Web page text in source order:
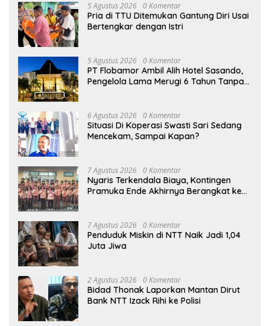
5 Agustus 2026 0 Komentar
Pria di TTU Ditemukan Gantung Diri Usai
Bertengkar dengan Istri
5 Agustus 2026 0 Komentar
PT Flobamor Ambil Alih Hotel Sasando,
Pengelola Lama Merugi 6 Tahun Tanpa
6 Agustus 2026 0 Komentar
Situasi Di Koperasi Swasti Sari Sedang
Mencekam, Sampai Kapan?
7 Agustus 2026 0 Komentar
Nyaris Terkendala Biaya, Kontingen
Pramuka Ende Akhirnya Berangkat ke
7 Agustus 2026 0 Komentar
Penduduk Miskin di NTT Naik Jadi 1,04
Juta Jiwa
2 Agustus 2026 0 Komentar
Bidad Thonak Laporkan Mantan Dirut
Bank NTT Izack Rihi ke Polisi